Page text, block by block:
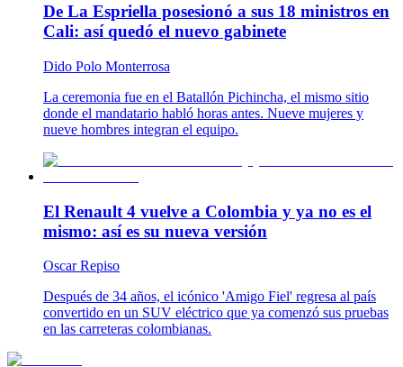
De La Espriella posesionó a sus 18 ministros en
Cali: así quedó el nuevo gabinete
Dido Polo Monterrosa
La ceremonia fue en el Batallón Pichincha, el mismo sitio
donde el mandatario habló horas antes. Nueve mujeres y
nueve hombres integran el equipo.
El Renault 4 vuelve a Colombia y ya no es el
mismo: así es su nueva versión
Oscar Repiso
Después de 34 años, el icónico 'Amigo Fiel' regresa al país
convertido en un SUV eléctrico que ya comenzó sus pruebas
en las carreteras colombianas.